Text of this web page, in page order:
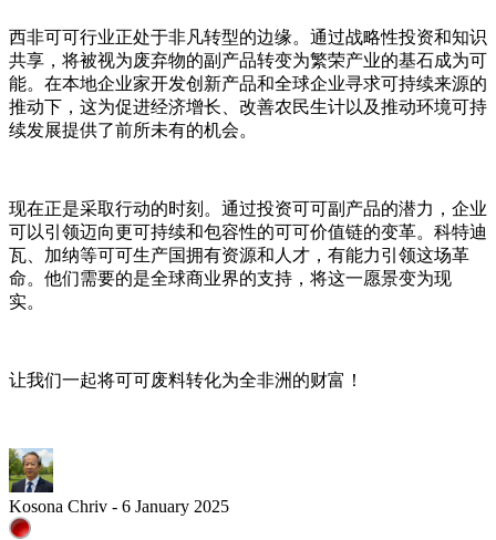
西非可可行业正处于非凡转型的边缘。通过战略性投资和知识
共享，将被视为废弃物的副产品转变为繁荣产业的基石成为可
能。在本地企业家开发创新产品和全球企业寻求可持续来源的
推动下，这为促进经济增长、改善农民生计以及推动环境可持
续发展提供了前所未有的机会。
现在正是采取行动的时刻。通过投资可可副产品的潜力，企业
可以引领迈向更可持续和包容性的可可价值链的变革。科特迪
瓦、加纳等可可生产国拥有资源和人才，有能力引领这场革
命。他们需要的是全球商业界的支持，将这一愿景变为现
实。
让我们一起将可可废料转化为全非洲的财富！
Kosona Chriv - 6 January 2025